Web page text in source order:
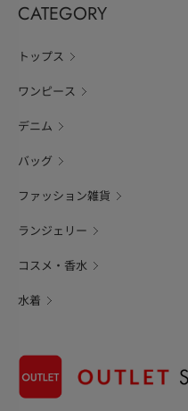
CATEGORY
トップス
ワンピース
デニム
バッグ
ファッション雑貨
ランジェリー
コスメ・香水
水着